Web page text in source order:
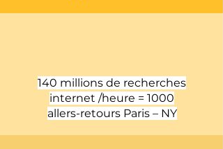
140 millions de recherches
internet /heure = 1000
allers-retours Paris – NY